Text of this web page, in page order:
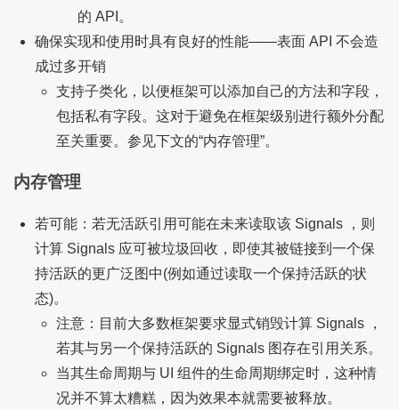
的 API。
确保实现和使用时具有良好的性能——表面 API 不会造
成过多开销
支持子类化，以便框架可以添加自己的方法和字段，
包括私有字段。这对于避免在框架级别进行额外分配
至关重要。参见下文的“内存管理”。
内存管理
若可能：若无活跃引用可能在未来读取该 Signals ，则
计算 Signals 应可被垃圾回收，即使其被链接到一个保
持活跃的更广泛图中(例如通过读取一个保持活跃的状
态)。
注意：目前大多数框架要求显式销毁计算 Signals ，
若其与另一个保持活跃的 Signals 图存在引用关系。
当其生命周期与 UI 组件的生命周期绑定时，这种情
况并不算太糟糕，因为效果本就需要被释放。